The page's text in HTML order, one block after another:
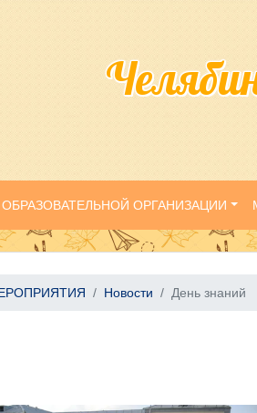
ОРГАНИЗАЦИИ
Новости День знаний